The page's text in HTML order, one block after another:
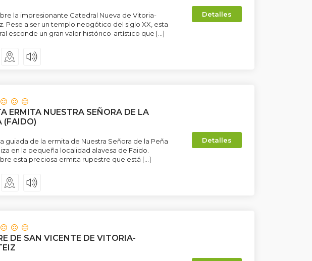
la impresionante Catedral Nueva de Vitoria-
Pese a ser un templo neogótico del siglo XX, esta
esconde un gran valor histórico-artístico que […]
Detalles
ERMITA NUESTRA SEÑORA DE LA
(FAIDO)
guiada de la ermita de Nuestra Señora de la Peña
en la pequeña localidad alavesa de Faido.
esta preciosa ermita rupestre que está […]
Detalles
DE SAN VICENTE DE VITORIA-